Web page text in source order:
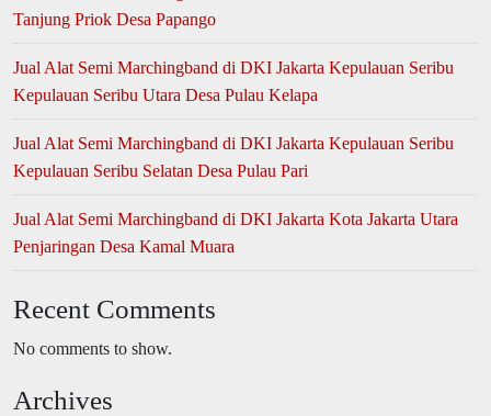
Tanjung Priok Desa Papango
Jual Alat Semi Marchingband di DKI Jakarta Kepulauan Seribu
Kepulauan Seribu Utara Desa Pulau Kelapa
Jual Alat Semi Marchingband di DKI Jakarta Kepulauan Seribu
Kepulauan Seribu Selatan Desa Pulau Pari
Jual Alat Semi Marchingband di DKI Jakarta Kota Jakarta Utara
Penjaringan Desa Kamal Muara
Recent Comments
No comments to show.
Archives